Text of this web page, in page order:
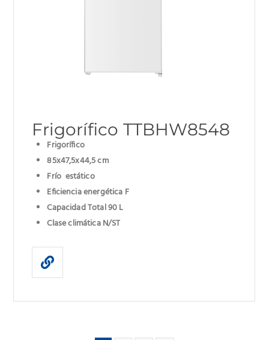
Frigorífico TTBHW8548
Frigorífico
85x47,5x44,5 cm
Frío estático
Eficiencia energética F
Capacidad Total 90 L
Clase climática N/ST